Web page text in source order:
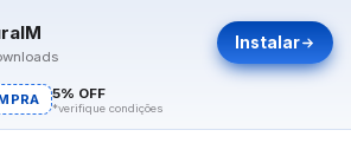
Instalar
5% OFF
*verifique condições